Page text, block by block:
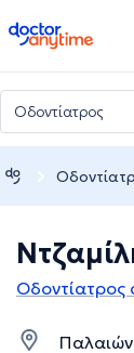
doctoranytime
Οδοντίατρος